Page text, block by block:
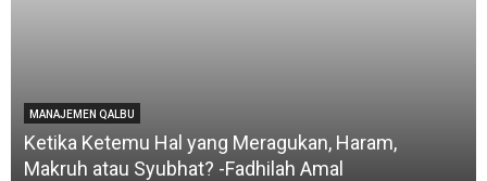
MANAJEMEN QALBU
Ketika Ketemu Hal yang Meragukan, Haram,
Makruh atau Syubhat? -Fadhilah Amal